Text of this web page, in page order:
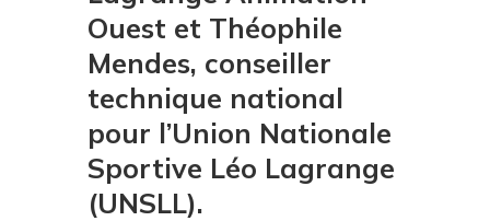
Ouest et Théophile
Mendes, conseiller
technique national
pour l’Union Nationale
Sportive Léo Lagrange
(UNSLL).